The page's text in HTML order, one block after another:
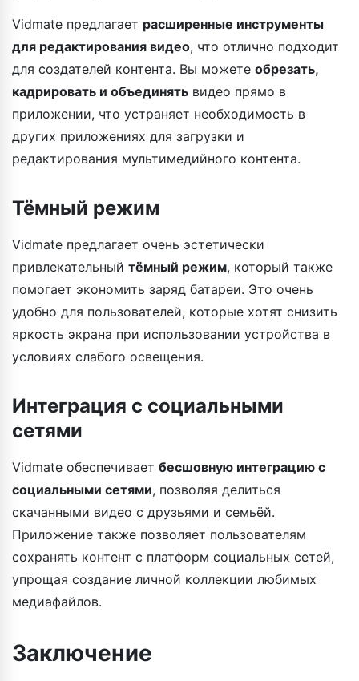
Vidmate предлагает расширенные инструменты
для редактирования видео, что отлично подходит
для создателей контента. Вы можете обрезать,
кадрировать и объединять видео прямо в
приложении, что устраняет необходимость в
других приложениях для загрузки и
редактирования мультимедийного контента.
Тёмный режим
Vidmate предлагает очень эстетически
привлекательный тёмный режим, который также
помогает экономить заряд батареи. Это очень
удобно для пользователей, которые хотят снизить
яркость экрана при использовании устройства в
условиях слабого освещения.
Интеграция с социальными
сетями
Vidmate обеспечивает бесшовную интеграцию с
социальными сетями, позволяя делиться
скачанными видео с друзьями и семьёй.
Приложение также позволяет пользователям
сохранять контент с платформ социальных сетей,
упрощая создание личной коллекции любимых
медиафайлов.
Заключение